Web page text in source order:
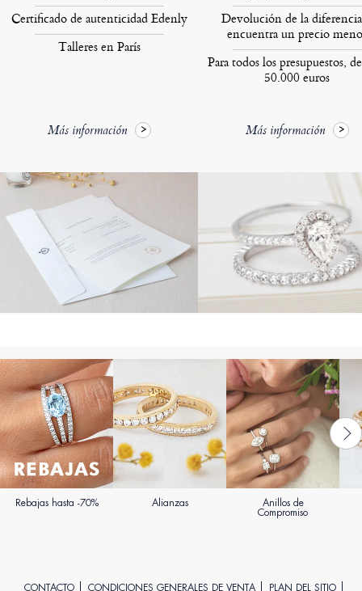
Certificado de autenticidad Edenly
Talleres en París
Más información
Devolución de la
encuentra un precio
Para todos los presupuestos,
50.000 euros
Más información
Rebajas hasta -70% Alianzas Anillos de
Compromiso
CONTACTO CONDICIONES GENERALES DE VENTA PLAN DEL SITIO